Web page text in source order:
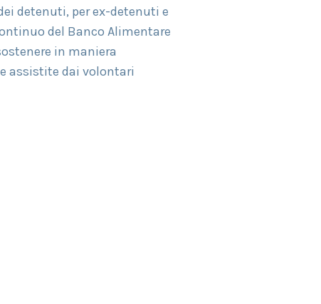
detenuti, per ex-detenuti e
del Banco Alimentare
in maniera
assistite dai volontari